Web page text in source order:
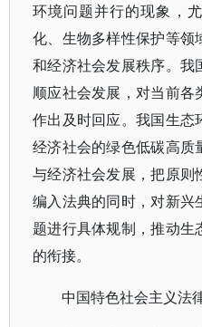
环境问题并行的现象，
化、生物多样性保护等领
和经济社会发展秩序。我
顺应社会发展，对当前
作出及时回应。我国生态
经济社会的绿色低碳高质
与经济社会发展，把原则
编入法典的同时，对新兴
题进行具体规制，推动生
的衔接。
中国特色社会主义法